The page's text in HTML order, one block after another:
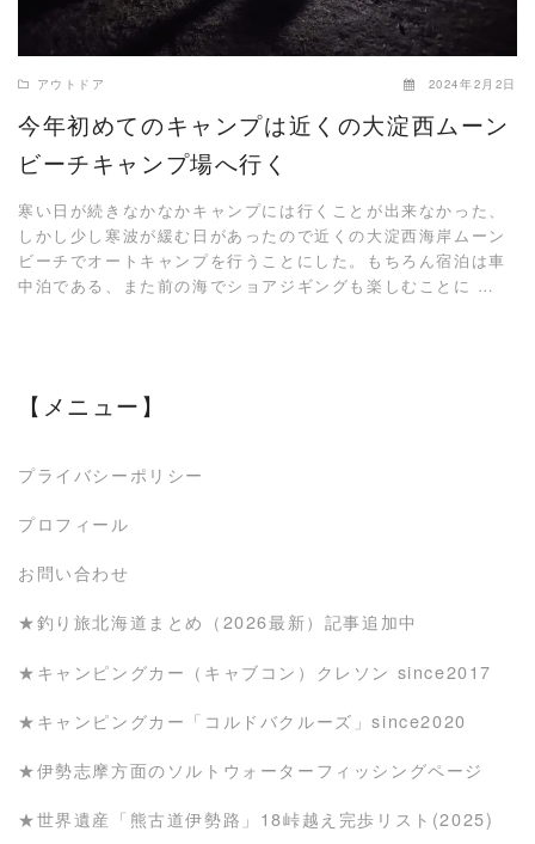
アウトドア 2024年2月2日
今年初めてのキャンプは近くの大淀西ムーン
ビーチキャンプ場へ行く
寒い日が続きなかなかキャンプには行くことが出来なかった、
しかし少し寒波が緩む日があったので近くの大淀西海岸ムーン
ビーチでオートキャンプを行うことにした。もちろん宿泊は車
中泊である、また前の海でショアジギングも楽しむことに …
【メニュー】
プライバシーポリシー
プロフィール
お問い合わせ
★釣り旅北海道まとめ（2026最新）記事追加中
★キャンピングカー（キャブコン）クレソン since2017
★キャンピングカー「コルドバクルーズ」since2020
★伊勢志摩方面のソルトウォーターフィッシングページ
★世界遺産「熊古道伊勢路」18峠越え完歩リスト(2025)